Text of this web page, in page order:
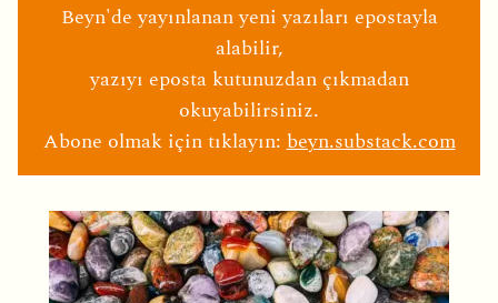
Beyn'de yayınlanan yeni yazıları epostayla
alabilir,
yazıyı eposta kutunuzdan çıkmadan
okuyabilirsiniz.
Abone olmak için tıklayın:beyn.substack.com